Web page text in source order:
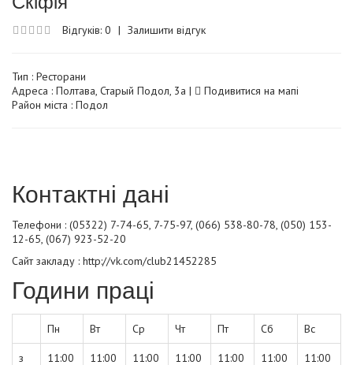
Відгуків: 0 | Залишити відгук
Тип : Ресторани
Адреса : Полтава, Старый Подол, 3а |
Подивитися на мапі
Район міста : Подол
Контактні дані
Телефони : (05322) 7-74-65, 7-75-97, (066) 538-80-78, (050) 153-
12-65, (067) 923-52-20
Сайт закладу : http://vk.com/club21452285
Години праці
Пн Вт Ср Чт Пт Сб Вс
з 11:00 11:00 11:00 11:00 11:00 11:00 11:00